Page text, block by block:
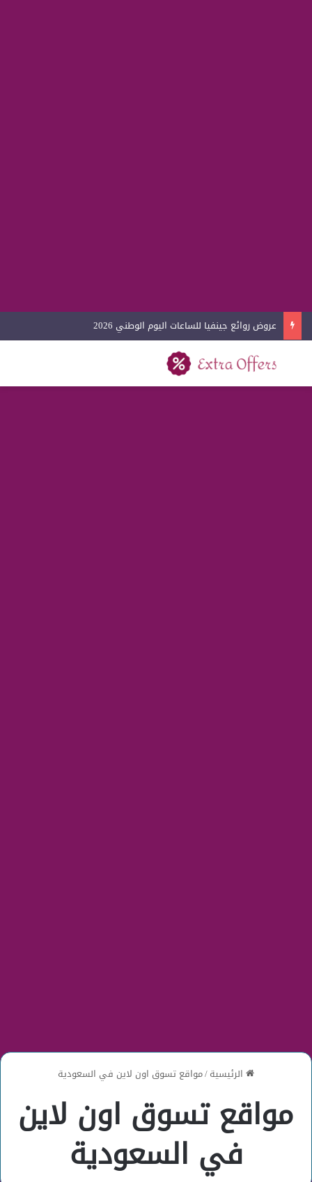
عروض روائع جينفيا للساعات اليوم الوطني 2026
بحث عن
الرئيسية/مواقع تسوق اون لاين في السعودية
مواقع تسوق اون لاين
في السعودية